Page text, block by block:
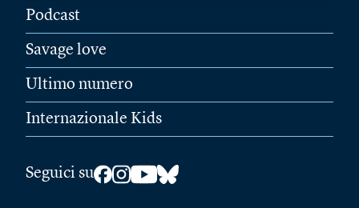
Podcast
Savage love
Ultimo numero
Internazionale Kids
Seguici su